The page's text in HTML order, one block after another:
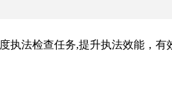
法检查任务,提升执法效能，